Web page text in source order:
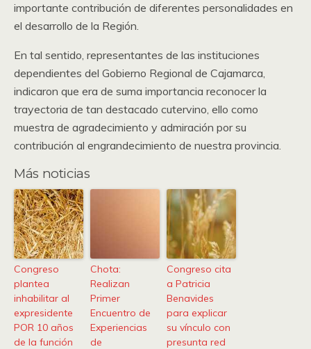
importante contribución de diferentes personalidades en
el desarrollo de la Región.
En tal sentido, representantes de las instituciones
dependientes del Gobierno Regional de Cajamarca,
indicaron que era de suma importancia reconocer la
trayectoria de tan destacado cutervino, ello como
muestra de agradecimiento y admiración por su
contribución al engrandecimiento de nuestra provincia.
Más noticias
Congreso
plantea
inhabilitar al
expresidente
POR 10 años
de la función
Chota:
Realizan
Primer
Encuentro de
Experiencias
de
Congreso cita
a Patricia
Benavides
para explicar
su vínculo con
presunta red